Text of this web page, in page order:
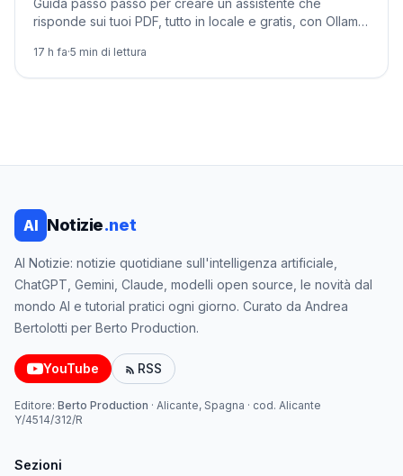
Guida passo passo per creare un assistente che
risponde sui tuoi PDF, tutto in locale e gratis, con Ollama,
17 h fa·5 min di lettura
AI Notizie.net
AI Notizie: notizie quotidiane sull'intelligenza artificiale,
ChatGPT, Gemini, Claude, modelli open source, le novità dal
mondo AI e tutorial pratici ogni giorno. Curato da Andrea
Bertolotti per Berto Production.
YouTube RSS
Editore: Berto Production · Alicante, Spagna · cod. Alicante
Y/4514/312/R
Sezioni